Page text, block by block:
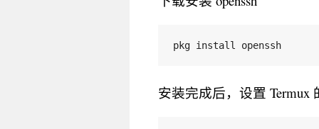
pkg install openssh
安装完成后，设置 Termux